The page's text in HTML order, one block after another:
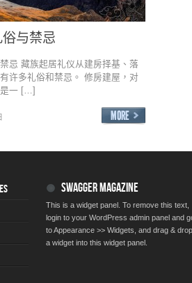
与禁忌
忌 藏族起居礼仪从建房择基、落
许多礼俗和禁忌。 修房建屋，对
是一 […]
SWAGGER MAGAZINE
This is a widget panel. To remove this text,
login to your WordPress admin panel and
to Appearance >> Widgets, and drag & drop
a widget into this widget panel.